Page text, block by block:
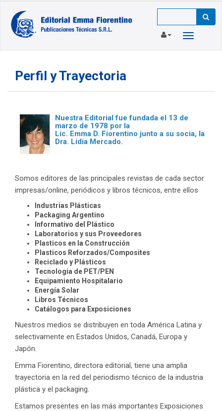
Toggle
Perfil y Trayectoria
Nuestra Editorial fue fundada el 13 de
marzo de 1978 por la
Lic. Emma D. Fiorentino junto a su socia, la
Dra. Lidia Mercado.
Somos editores de las principales revistas de cada sector
impresas/online, periódicos y libros técnicos, entre ellos
Industrias Plásticas
Packaging Argentino
Informativo del Plástico
Laboratorios y sus Proveedores
Plasticos en la Construcción
Plasticos Reforzados/Composites
Reciclado y Plásticos
Tecnologia de PET/PEN
Equipamiento Hospitalario
Energía Solar
Libros Técnicos
Catálogos para Exposiciones
Nuestros medios se distribuyen en toda América Latina y
selectivamente en Estados Unidos, Canadá, Europa y
Japón.
Emma Fiorentino, directora editorial, tiene una amplia
trayectoria en la red del periodismo técnico de la industria
plástica y el packaging.
Estamos presentes en las más importantes Exposiciones